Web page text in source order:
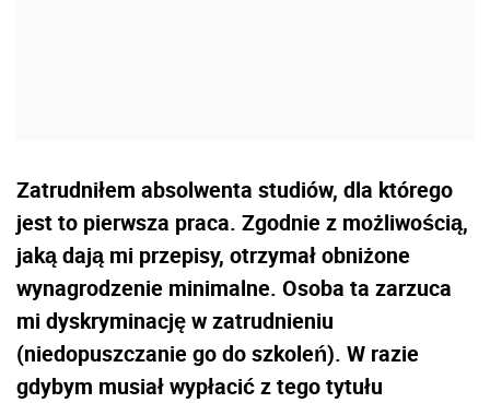
Zatrudniłem absolwenta studiów, dla którego
jest to pierwsza praca. Zgodnie z możliwością,
jaką dają mi przepisy, otrzymał obniżone
wynagrodzenie minimalne. Osoba ta zarzuca
mi dyskryminację w zatrudnieniu
(niedopuszczanie go do szkoleń). W razie
gdybym musiał wypłacić z tego tytułu